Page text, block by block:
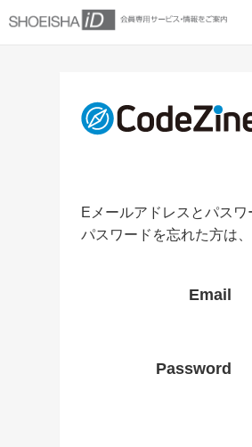
Eメールアドレスとパスワ
パスワードを忘れた方は
Email
Password